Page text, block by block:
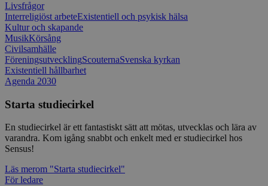
Livsfrågor
Interreligiöst arbeteExistentiell och psykisk hälsa
Kultur och skapande
MusikKörsång
Civilsamhälle
FöreningsutvecklingScouternaSvenska kyrkan
Existentiell hållbarhet
Agenda 2030
Starta studiecirkel
En studiecirkel är ett fantastiskt sätt att mötas, utvecklas och lära av
varandra. Kom igång snabbt och enkelt med er studiecirkel hos
Sensus!
Läs merom "Starta studiecirkel"
För ledare